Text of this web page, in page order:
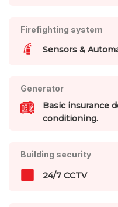
Firefighting system
Sensors &
Generator
Basic insurance
conditioning.
Building security
24/7 CCTV